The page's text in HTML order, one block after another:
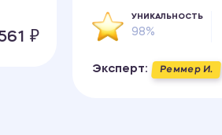
₽
УНИКАЛЬНОСТЬ
98%
Эксперт: Реммер И.